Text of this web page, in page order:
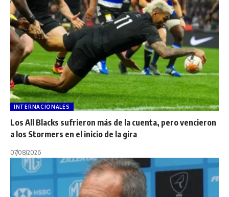
INTERNACIONALES
Los All Blacks sufrieron más de la cuenta, pero vencieron
a los Stormers en el inicio de la gira
07/08/2026